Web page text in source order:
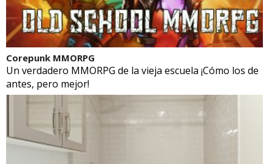
Corepunk MMORPG
Un verdadero MMORPG de la vieja escuela ¡Cómo los de
antes, pero mejor!